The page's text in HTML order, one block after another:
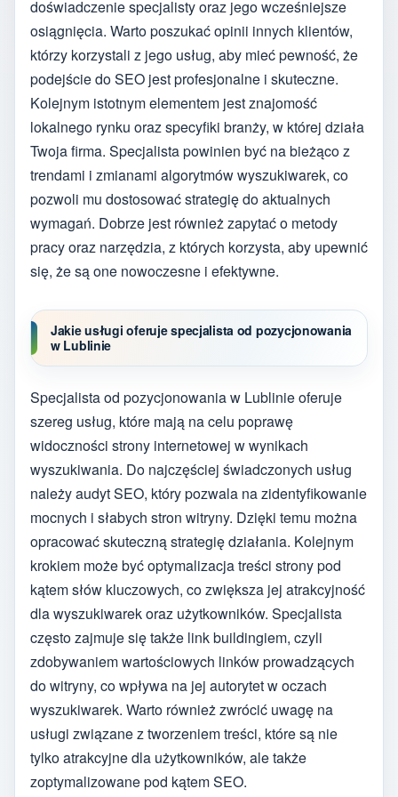
doświadczenie specjalisty oraz jego wcześniejsze
osiągnięcia. Warto poszukać opinii innych klientów,
którzy korzystali z jego usług, aby mieć pewność, że
podejście do SEO jest profesjonalne i skuteczne.
Kolejnym istotnym elementem jest znajomość
lokalnego rynku oraz specyfiki branży, w której działa
Twoja firma. Specjalista powinien być na bieżąco z
trendami i zmianami algorytmów wyszukiwarek, co
pozwoli mu dostosować strategię do aktualnych
wymagań. Dobrze jest również zapytać o metody
pracy oraz narzędzia, z których korzysta, aby upewnić
się, że są one nowoczesne i efektywne.
Jakie usługi oferuje specjalista od pozycjonowania
w Lublinie
Specjalista od pozycjonowania w Lublinie oferuje
szereg usług, które mają na celu poprawę
widoczności strony internetowej w wynikach
wyszukiwania. Do najczęściej świadczonych usług
należy audyt SEO, który pozwala na zidentyfikowanie
mocnych i słabych stron witryny. Dzięki temu można
opracować skuteczną strategię działania. Kolejnym
krokiem może być optymalizacja treści strony pod
kątem słów kluczowych, co zwiększa jej atrakcyjność
dla wyszukiwarek oraz użytkowników. Specjalista
często zajmuje się także link buildingiem, czyli
zdobywaniem wartościowych linków prowadzących
do witryny, co wpływa na jej autorytet w oczach
wyszukiwarek. Warto również zwrócić uwagę na
usługi związane z tworzeniem treści, które są nie
tylko atrakcyjne dla użytkowników, ale także
zoptymalizowane pod kątem SEO.